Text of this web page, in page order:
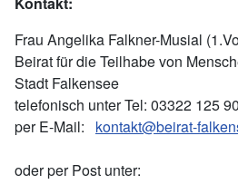
Frau Angelika Falkner-Musial
Beirat für die Teilhabe von
Stadt Falkensee
telefonisch unter Tel: 03322 125
per E-Mail:
kontakt@beirat-
oder per Post unter: